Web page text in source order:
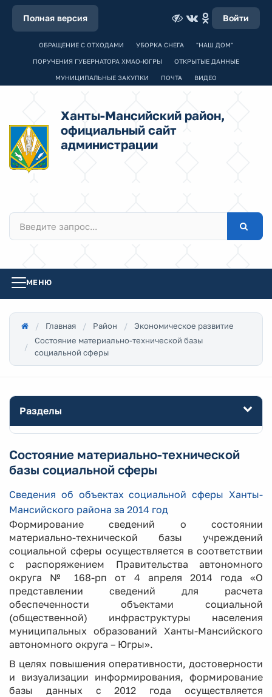
Полная версия Войти
ОБРАЩЕНИЕ С ОТХОДАМИ УБОРКА СНЕГА "НАШ ДОМ"
ПОРУЧЕНИЯ ГУБЕРНАТОРА ХМАО-ЮГРЫ ОТКРЫТЫЕ ДАННЫЕ
МУНИЦИПАЛЬНЫЕ ЗАКУПКИ ПОЧТА ВИДЕО
Ханты-Мансийский район,
официальный сайт
администрации
МЕНЮ
Главная Район
Экономическое развитие
Состояние материально-технической базы
социальной сферы
Разделы
Состояние материально-технической
базы социальной сферы
Сведения об объектах социальной сферы Ханты-
Мансийского района за 2014 год
Формирование сведений о состоянии
материально-технической базы учреждений
социальной сферы осуществляется в соответствии
с распоряжением Правительства автономного
округа № 168-рп от 4 апреля 2014 года «О
представлении сведений для расчета
обеспеченности объектами социальной
(общественной) инфраструктуры населения
муниципальных образований Ханты-Мансийского
автономного округа – Югры».
В целях повышения оперативности, достоверности
и визуализации информирования, формирование
базы данных с 2012 года осуществляется